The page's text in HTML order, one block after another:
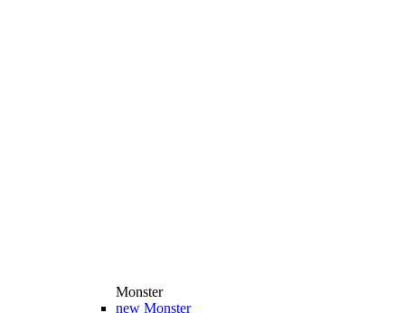
Monster
new Monster